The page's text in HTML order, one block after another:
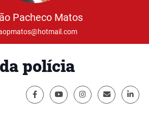
Pacheco Matos
polícia